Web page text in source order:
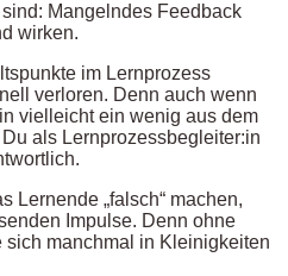
Mangelndes Feedback
wirken.
im Lernprozess
verloren. Denn auch wenn
vielleicht ein wenig aus dem
als Lernprozessbegleiter:in
Lernende „falsch“ machen,
Impulse. Denn ohne
manchmal in Kleinigkeiten